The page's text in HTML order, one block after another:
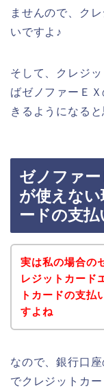
ませんので、ク
いですよ♪
そして、クレジ
ばゼノファーＥ
きるようになると
ゼノファ
が使えな
ードの支払
実は私の場合の
レジットカード
トカードの支払
すよね
なので、銀行口
でクレジットカ